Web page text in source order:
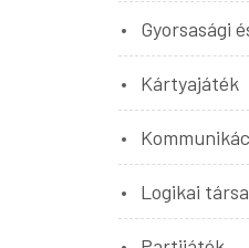
Gyorsasági
Kártyajáték
Logikai